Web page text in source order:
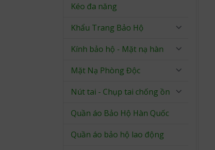
Kéo đa năng
Khẩu Trang Bảo Hộ
Kính bảo hộ - Mặt nạ hàn
Mặt Nạ Phòng Độc
Nút tai - Chụp tai chống ồn
Quần áo Bảo Hộ Hàn Quốc
Quần áo bảo hộ lao động